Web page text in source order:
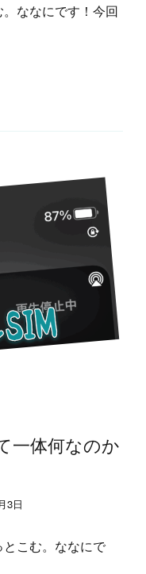
ななにです！今回
一体何なのか
3日
こむ。ななにで